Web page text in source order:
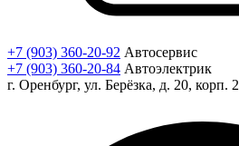
+7 (903) 360-20-92 Автосервис
+7 (903) 360-20-84 Автоэлектрик
г. Оренбург, ул. Берёзка, д. 20, корп. 2